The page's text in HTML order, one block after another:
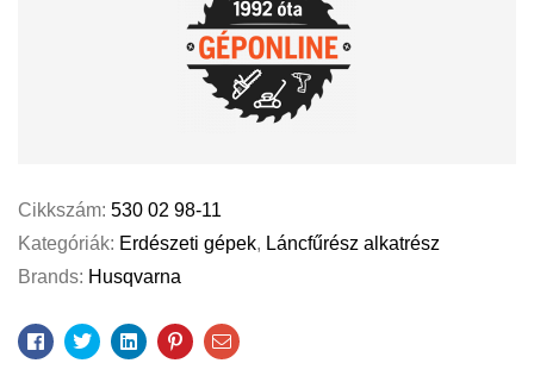
Cikkszám: 530 02 98-11
Kategóriák: Erdészeti gépek, Láncfűrész alkatrész
Brands: Husqvarna
Facebook
TwitterLinkedinPinterestEmail